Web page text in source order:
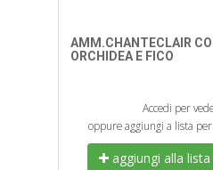
AMM.CHANTECLAIR
ORCHIDEA E FICO
Accedi per
oppure aggiungi a lista
aggiungi alla lista